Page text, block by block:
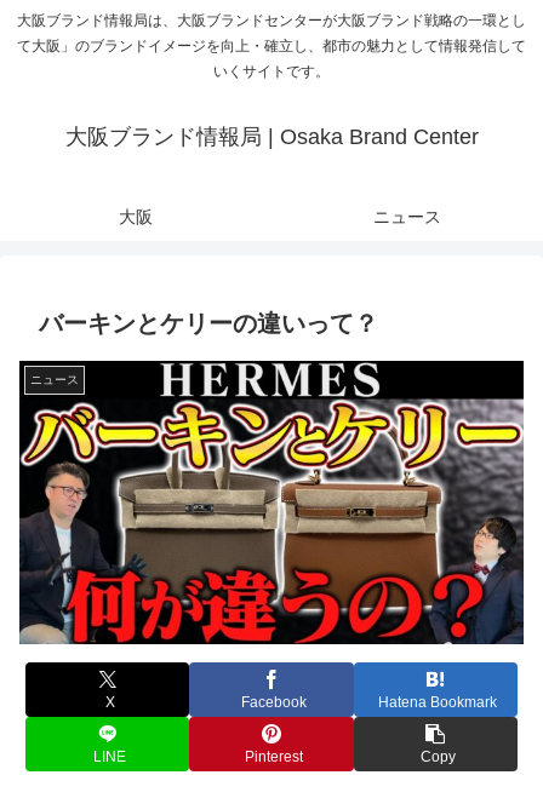
大阪ブランド情報局は、大阪ブランドセンターが大阪ブランド戦略の一環とし
て大阪」のブランドイメージを向上・確立し、都市の魅力として情報発信して
いくサイトです。
大阪ブランド情報局 | Osaka Brand Center
大阪 ニュース
バーキンとケリーの違いって？
ニュース
X Facebook Hatena Bookmark
LINE Pinterest Copy